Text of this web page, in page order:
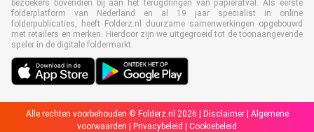
bezoekers bovendien bij aan het terugdringen van papierafval. Als eerste
folderplatform van Nederland en al 19 jaar specialist in online
folderpublicaties, heeft Folderz.nl duurzame samenwerkingen opgebouwd
met retailers en merken. Hierdoor zijn we uitgegroeid tot de toonaangevende
speler in de digitale foldermarkt.
Alle rechten voorbehouden © Folderz.nl 2026 | Disclaimer| Algemene
voorwaarden
Privacybeleid Cookiebeleid